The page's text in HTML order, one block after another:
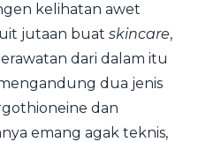
kelihatan awet
jutaan buat skincare,
dari dalam itu
dua jenis
dan
emang agak teknis,